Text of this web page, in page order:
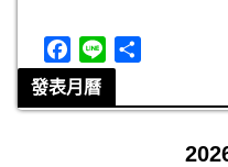
a
c
發表月曆